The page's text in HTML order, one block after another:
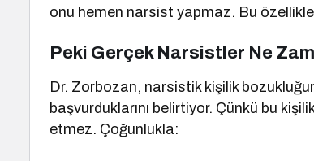
onu hemen narsist yapmaz. Bu
Peki Gerçek Narsistler Ne
Dr. Zorbozan, narsistik kişilik
başvurduklarını belirtiyor. Çünkü bu
etmez. Çoğunlukla: